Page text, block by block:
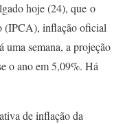
hoje (24), que o
(IPCA), inflação oficial
uma semana, a projeção
o ano em 5,09%. Há
de inflação da